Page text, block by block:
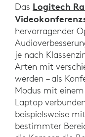
Das Logitech
hervorragender
je nach
Arten mit
werden – als
Modus mit
Laptop
beispielsweise
bestimmter